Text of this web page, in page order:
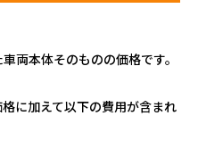
両本体そのものの価格です。
に加えて以下の費用が含まれ